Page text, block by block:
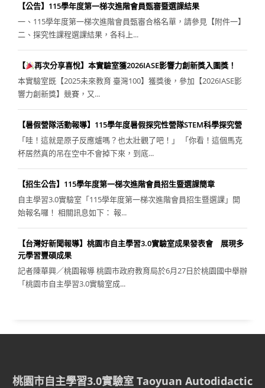
【公告】115學年度第一梯次進階會員甄審暨選課結果
一、115學年度第一梯次進階會員甄審合格名單，請參見【附件一】
二、探究性課程選課結果，各科上...
【
再次分享喜悅】本實驗室獲2026IASE影響力創新獎入圍獎！
本實驗室既【2025未來教育 臺灣100】獲獎後，參加【2026IASE影
響力創新獎】競賽，又...
【暑假營隊活動報導】115學年度暑假探究性營隊STEM科學探究營
「哇！這就是原子反應爐嗎？也太壯觀了吧！」 「你看！這個馬克
杯居然真的吊在空中不會掉下來，到底...
【招生公告】115學年度第一梯次進階會員招生暨選課簡章
自主學習3.0實驗室「115學年度第一梯次進階會員招生暨選課」開
始報名囉！ 相關訊息如下： 報...
【台灣好新聞報導】桃園市自主學習3.0實驗室成果發表會 展現多
元學習豐碩成果
記者陳華興／桃園報導 桃園市政府教育局於6月27日於桃園國中舉辦
「桃園市自主學習3.0實驗室成...
桃園市自主學習3.0實驗室 Taoyuan Autodidactic